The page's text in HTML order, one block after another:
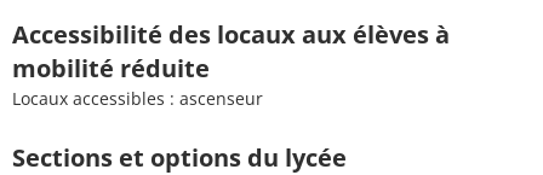
Accessibilité des locaux aux élèves à
mobilité réduite
Locaux accessibles : ascenseur
Sections et options du lycée